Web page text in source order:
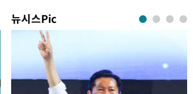
뉴시스Pic